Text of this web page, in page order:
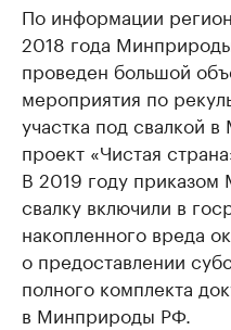
По информации
2018 года
проведен большой
мероприятия по
участка под свалкой
проект «Чистая
В 2019 году
свалку включили в
накопленного вреда
о предоставлении
полного комплекта
в Минприроды РФ.